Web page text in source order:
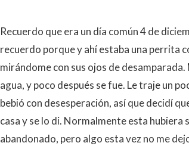
Recuerdo que era un día común 4 de
recuerdo porque y ahí estaba una perrita
mirándome con sus ojos de
agua, y poco después se fue. Le traje un
bebió con desesperación, así que decidí
casa y se lo di. Normalmente esta
abandonado, pero algo esta vez no me